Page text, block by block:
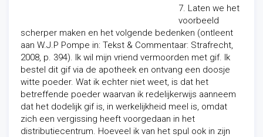
7. Laten we het
voorbeeld
scherper maken en het volgende bedenken (ontleent
aan W.J.P Pompe in: Tekst & Commentaar: Strafrecht,
2008, p. 394). Ik wil mijn vriend vermoorden met gif. Ik
bestel dit gif via de apotheek en ontvang een doosje
witte poeder. Wat ik echter niet weet, is dat het
betreffende poeder waarvan ik redelijkerwijs aanneem
dat het dodelijk gif is, in werkelijkheid meel is, omdat
zich een vergissing heeft voorgedaan in het
distributiecentrum. Hoeveel ik van het spul ook in zijn